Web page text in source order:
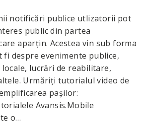
notificări publice utlizatorii pot
public din partea
aparțin. Acestea vin sub forma
despre evenimente publice,
lucrări de reabilitare,
Urmăriți tutorialul video de
pașilor:
Avansis.Mobile
o…